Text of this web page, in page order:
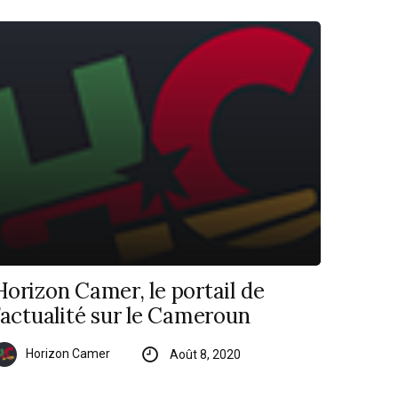
Camer, le portail de
sur le Cameroun
Horizon Camer Août 8, 2020